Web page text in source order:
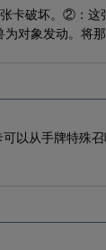
卡破坏。②：这
对象发动。将那
以从手牌特殊